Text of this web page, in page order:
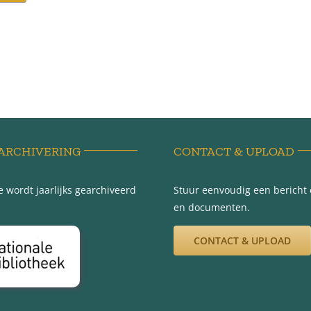
wordt jaarlijks gearchiveerd
CONTACT & UPLOAD
Stuur eenvoudig een bericht
en documenten.
CONTACT & UPLOAD